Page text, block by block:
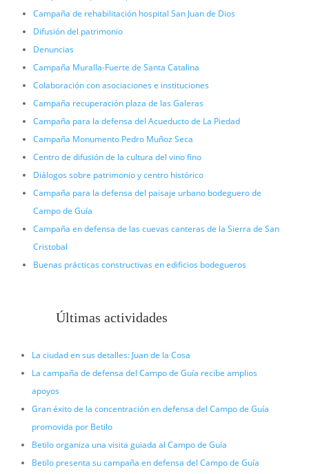
Campaña de rehabilitación hospital San Juan de Dios
Difusión del patrimonio
Denuncias
Campaña Muralla-Fuerte de Santa Catalina
Colaboración con asociaciones e instituciones
Campaña recuperación plaza de las Galeras
Campaña para la defensa del Acueducto de La Piedad
Campaña Monumento Pedro Muñoz Seca
Centro de difusión de la cultura del vino fino
Diálogos sobre patrimonio y centro histórico
Campaña para la defensa del paisaje urbano bodeguero de
Campo de Guía
Campaña en defensa de las cuevas canteras de la Sierra de San
Cristobal
Buenas prácticas constructivas en edificios bodegueros
Últimas actividades
La ciudad en sus detalles: Juan de la Cosa
La campaña de defensa del Campo de Guía recibe amplios
apoyos
Gran éxito de la concentración en defensa del Campo de Guía
promovida por Betilo
Betilo organiza una visita guiada al Campo de Guía
Betilo presenta su campaña en defensa del Campo de Guía